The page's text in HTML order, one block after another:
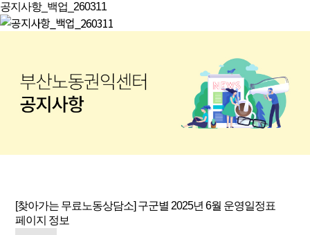
공지사항_백업_260311
[찾아가는 무료노동상담소] 구군별 2025년 6월 운영일정표
페이지 정보